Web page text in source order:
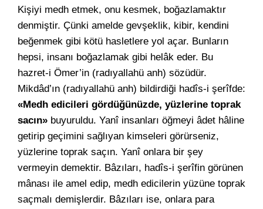
Kişiyi medh etmek, onu kesmek, boğazlamaktır
denmiştir. Çünki amelde gevşeklik, kibir, kendini
beğenmek gibi kötü hasletlere yol açar. Bunların
hepsi, insanı boğazlamak gibi helâk eder. Bu
hazret-i Ömer’in (radıyallahü anh) sözüdür.
Mikdâd’ın (radıyallahü anh) bildirdiği hadîs-i şerîfde:
«Medh edicileri gördüğünüzde, yüzlerine toprak
sacın» buyuruldu. Yanî insanları öğmeyi âdet hâline
getirip geçimini sağlıyan kimseleri görürseniz,
yüzlerine toprak saçın. Yanî onlara bir şey
vermeyin demektir. Bâzıları, hadîs-i şerîfin görünen
mânası ile amel edip, medh edicilerin yüzüne toprak
saçmalı demişlerdir. Bâzıları ise, onlara para